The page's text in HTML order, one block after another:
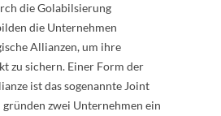
die Golabilsierung
die Unternehmen
Allianzen, um ihre
zu sichern. Einer Form der
ist das sogenannte Joint
zwei Unternehmen ein